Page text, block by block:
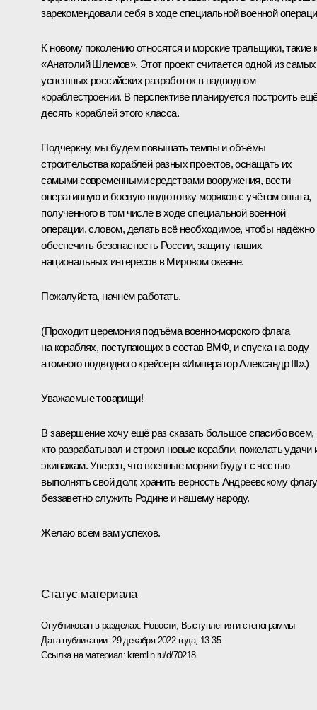
зарекомендовали себя в ходе специальной военной
К новому поколению относятся и морские тральщики, такие
«Анатолий Шлемов». Этот проект считается одной из самых
успешных российских разработок в надводном
кораблестроении. В перспективе планируется построить
десять кораблей этого класса.
Подчеркну, мы будем повышать темпы и объёмы
строительства кораблей разных проектов, оснащать их
самыми современными средствами вооружения, вести
оперативную и боевую подготовку моряков с учётом опыта,
полученного в том числе в ходе специальной военной
операции, словом, делать всё необходимое, чтобы надёжно
обеспечить безопасность России, защиту наших
национальных интересов в Мировом океане.
Пожалуйста, начнём работать.
(Проходит церемония подъёма военно-морского флага
на кораблях, поступающих в состав ВМФ, и спуска на воду
атомного подводного крейсера «Император Александр III».)
Уважаемые товарищи!
В завершение хочу ещё раз сказать большое спасибо всем,
кто разрабатывал и строил новые корабли, пожелать удачи
экипажам. Уверен, что военные моряки будут с честью
выполнять свой долг, хранить верность Андреевскому
беззаветно служить Родине и нашему народу.
Желаю всем вам успехов.
Статус материала
Опубликован в разделах: Новости, Выступления и стенограммы
Дата публикации: 29 декабря 2022 года, 13:35
Ссылка на материал: kremlin.ru/d/70218